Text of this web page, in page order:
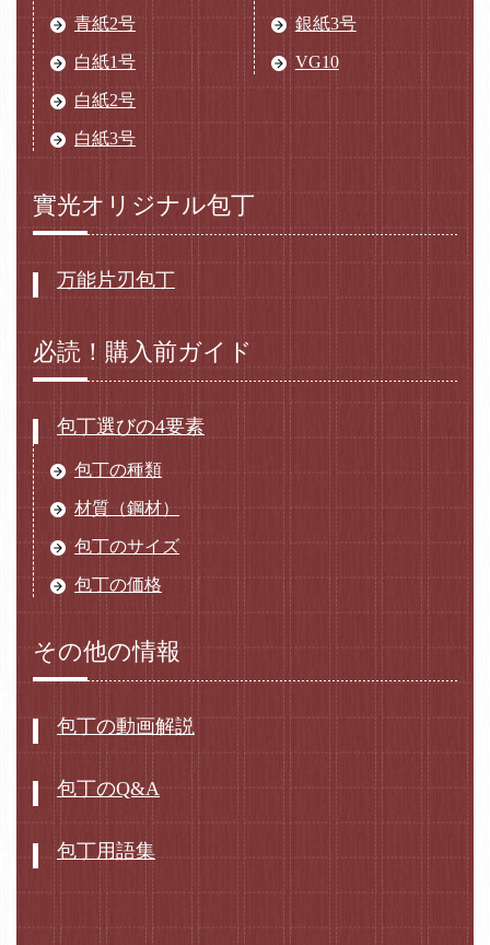
青紙2号
白紙1号
白紙2号
白紙3号
銀紙3号
VG10
實光オリジナル包丁
万能片刃包丁
必読！購入前ガイド
包丁選びの4要素
包丁の種類
材質（鋼材）
包丁のサイズ
包丁の価格
その他の情報
包丁の動画解説
包丁のQ&A
包丁用語集